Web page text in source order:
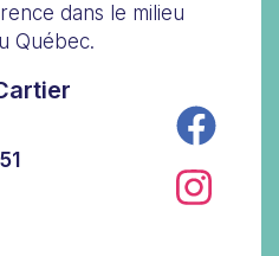
dans le milieu
Québec.